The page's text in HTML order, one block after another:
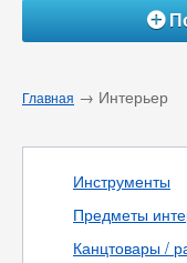
Á
Главная → Интерьер
Инструменты
Предметы
Канцтовары /